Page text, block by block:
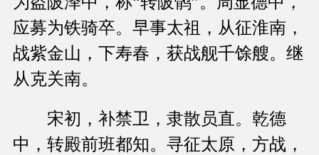
应募为铁骑卒。早事太祖，从征淮南，
战紫金山，下寿春，获战舰千馀艘。继
从克关南。
宋初，补禁卫，隶散员直。乾德
中，转殿前班都知。寻征太原，方战，